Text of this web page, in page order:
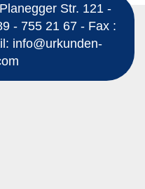
Str. 121 -
- 755 21 67 - Fax :
info@urkunden-